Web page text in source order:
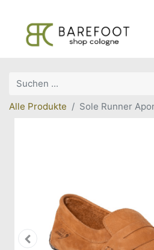
Alle Produkte Sole Runner